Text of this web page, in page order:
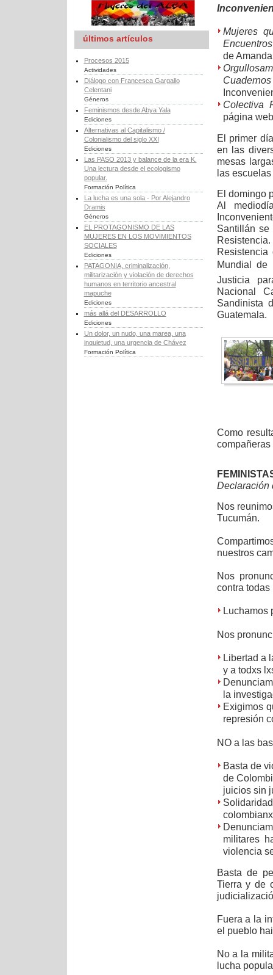
últimos artículos
Procesos 2015
Actividades
Diálogo con Francesca Gargallo
Celentani
Géneros
Feminismos desde Abya Yala
Ediciones
Alternativas al Capitalismo /
Colonialismo del siglo XXI
Ediciones
Las PASO 2013 y balance de la era K.
Una lectura desde el ecologismo
popular.
Formación Política
La lucha es una sola - Por Alejandro
Dramis
Géneros
EL PROTAGONISMO DE LAS
MUJERES EN LOS MOVIMIENTOS
SOCIALES
Ediciones
PATAGONIA, criminalización,
militarización y violación de derechos
humanos en territorio ancestral
mapuche
Ediciones
más allá del DESARROLLO
Ediciones
Un dolor, un nudo, una marea, una
inquietud, una urgencia de Chávez
Formación Política
Mujeres
de
Colectiva
página
El primer
en las
mesas
las
El domingo
Al
Santillán
Mundial de
Justicia
Nacional
Sandinista
Guatemala.
Como
Declaración
Nos
Tucumán.
nuestros
Nos
contra
Luchamos
Nos
Libertad a
y a todxs
la
Exigimos
represión
NO a las
Basta de
de
juicios sin
militares
violencia
Basta de
Tierra y de
Fuera a la
el pueblo
No a la
lucha